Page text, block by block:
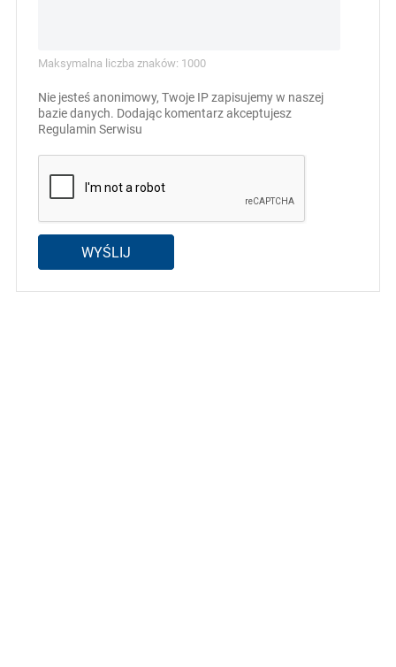
Maksymalna liczba znaków: 1000
Nie jesteś anonimowy, Twoje IP zapisujemy w naszej
bazie danych. Dodając komentarz akceptujesz
Regulamin Serwisu
WYŚLIJ